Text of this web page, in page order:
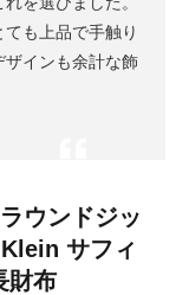
も上品で手触り
ザインも余計な飾
ウンドジッ
サフィ
財布